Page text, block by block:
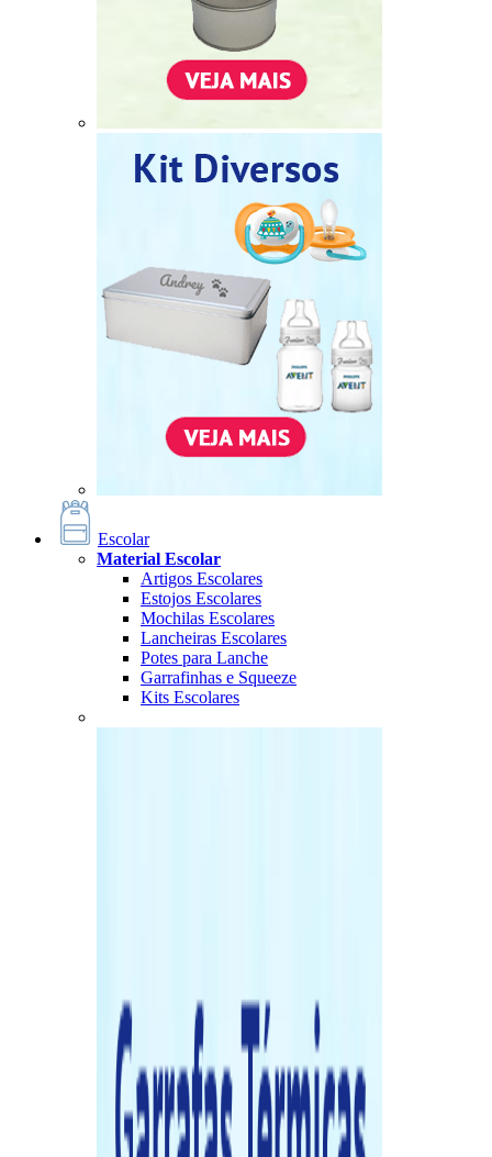
Escolar
Material Escolar
Artigos Escolares
Estojos Escolares
Mochilas Escolares
Lancheiras Escolares
Potes para Lanche
Garrafinhas e Squeeze
Kits Escolares